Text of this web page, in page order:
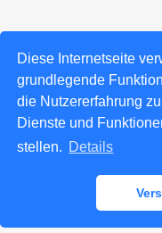
Diese Internetseite
grundlegende
die Nutzererfahrung
Dienste und
stellen. Details